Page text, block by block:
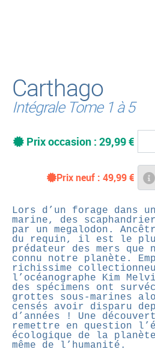
Carthago
Intégrale Tome 1 à 5
Prix occasion : 29,99 €
Prix neuf : 49,99€
Lors d’un forage dans
marine, des
par un megalodon.
du requin, il est le
prédateur des mers que
connu notre planète.
richissime
l’océanographe Kim
des spécimens ont
grottes sous-marines
censés avoir disparu
d’années ! Une
remettre en question
écologique de la
même de l’humanité.